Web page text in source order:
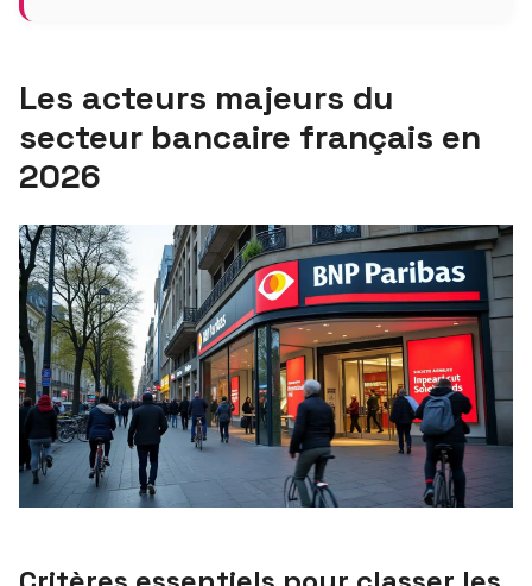
Les acteurs majeurs du
secteur bancaire français en
2026